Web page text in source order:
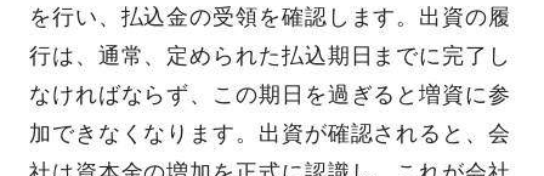
を行い、払込金の受領を確認します。出資の履
行は、通常、定められた払込期日までに完了し
なければならず、この期日を過ぎると増資に参
加できなくなります。出資が確認されると、会